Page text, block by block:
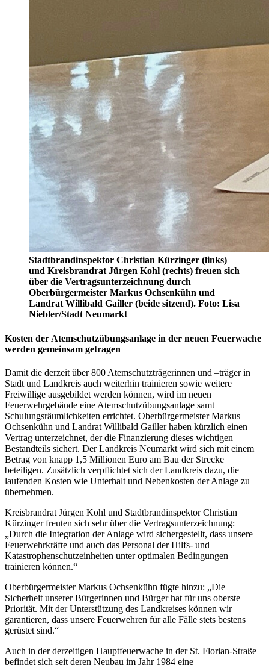
Stadtbrandinspektor Christian Kürzinger (links)
und Kreisbrandrat Jürgen Kohl (rechts) freuen sich
über die Vertragsunterzeichnung durch
Oberbürgermeister Markus Ochsenkühn und
Landrat Willibald Gailler (beide sitzend). Foto: Lisa
Niebler/Stadt Neumarkt
Kosten der Atemschutzübungsanlage in der neuen Feuerwache
werden gemeinsam getragen
Damit die derzeit über 800 Atemschutzträgerinnen und –träger in
Stadt und Landkreis auch weiterhin trainieren sowie weitere
Freiwillige ausgebildet werden können, wird im neuen
Feuerwehrgebäude eine Atemschutzübungsanlage samt
Schulungsräumlichkeiten errichtet. Oberbürgermeister Markus
Ochsenkühn und Landrat Willibald Gailler haben kürzlich einen
Vertrag unterzeichnet, der die Finanzierung dieses wichtigen
Bestandteils sichert. Der Landkreis Neumarkt wird sich mit einem
Betrag von knapp 1,5 Millionen Euro am Bau der Strecke
beteiligen. Zusätzlich verpflichtet sich der Landkreis dazu, die
laufenden Kosten wie Unterhalt und Nebenkosten der Anlage zu
übernehmen.
Kreisbrandrat Jürgen Kohl und Stadtbrandinspektor Christian
Kürzinger freuten sich sehr über die Vertragsunterzeichnung:
„Durch die Integration der Anlage wird sichergestellt, dass unsere
Feuerwehrkräfte und auch das Personal der Hilfs- und
Katastrophenschutzeinheiten unter optimalen Bedingungen
trainieren können.“
Oberbürgermeister Markus Ochsenkühn fügte hinzu: „Die
Sicherheit unserer Bürgerinnen und Bürger hat für uns oberste
Priorität. Mit der Unterstützung des Landkreises können wir
garantieren, dass unsere Feuerwehren für alle Fälle stets bestens
gerüstet sind.“
Auch in der derzeitigen Hauptfeuerwache in der St. Florian-Straße
befindet sich seit deren Neubau im Jahr 1984 eine